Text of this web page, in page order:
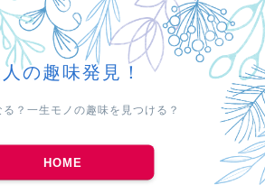
の趣味発見！
る？一生モノの趣味を見つける？
HOME